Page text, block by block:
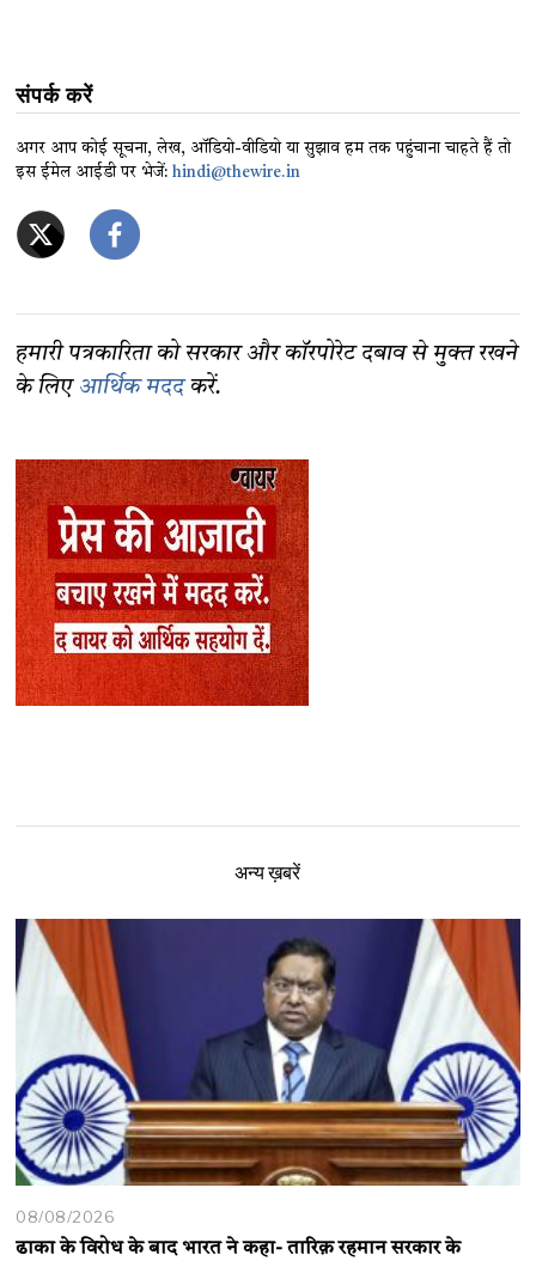
संपर्क करें
अगर आप कोई सूचना, लेख, ऑडियो-वीडियो या सुझाव हम तक पहुंचाना चाहते हैं तो
इस ईमेल आईडी पर भेजें:hindi@thewire.in
हमारी पत्रकारिता को सरकार और कॉरपोरेट दबाव से मुक्त रखने
के लिए आर्थिक मददकरें.
अन्य ख़बरें
08/08/2026
ढाका के विरोध के बाद भारत ने कहा- तारिक़ रहमान सरकार के